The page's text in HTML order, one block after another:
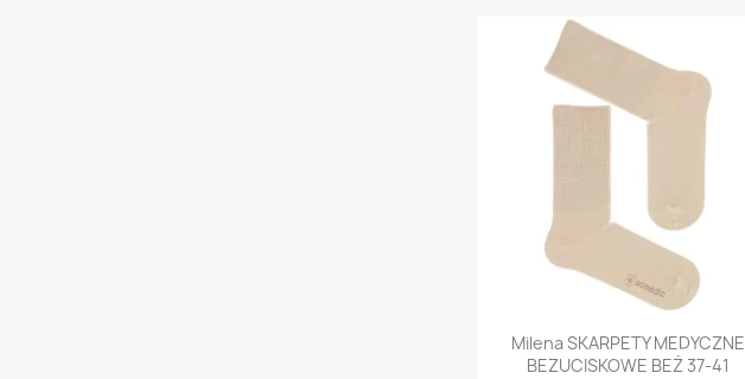
Szybki podgląd
Milena SKARPETY MEDYCZNE
BEZUCISKOWE BEŻ 37-41